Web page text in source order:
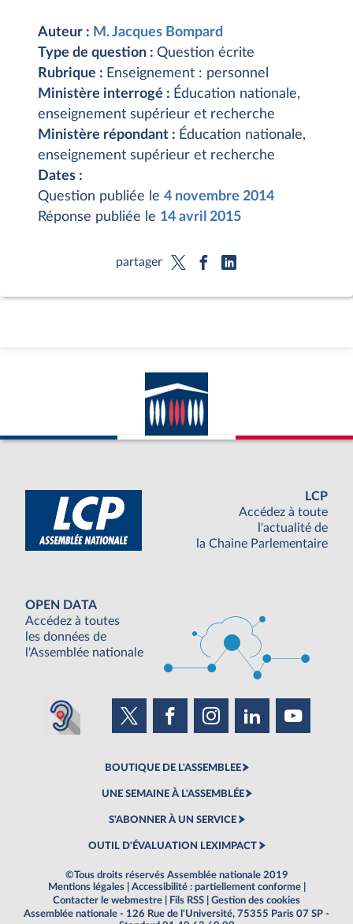
Auteur : M. Jacques Bompard
Type de question : Question écrite
Rubrique : Enseignement : personnel
Ministère interrogé : Éducation nationale,
enseignement supérieur et recherche
Ministère répondant : Éducation nationale,
enseignement supérieur et recherche
Dates :
Question publiée le 4 novembre 2014
Réponse publiée le 14 avril 2015
partager
LCP
Accédez à toute
l'actualité de
la Chaine Parlementaire
OPEN DATA
Accédez à toutes
les données de
l'Assemblée nationale
BOUTIQUE DE L'ASSEMBLEE
UNE SEMAINE À L'ASSEMBLÉE
S'ABONNER À UN SERVICE
OUTIL D'ÉVALUATION LEXIMPACT
©Tous droits réservés Assemblée nationale 2019
Mentions légales
Accessibilité : partiellement conforme
Contacter le webmestre
Fils RSS
Gestion des cookies
Assemblée nationale - 126 Rue de l'Université, 75355 Paris 07 SP -